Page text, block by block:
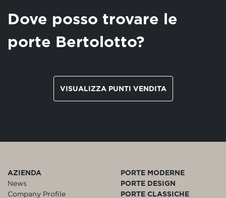
Dove posso trovare le
porte Bertolotto?
VISUALIZZA PUNTI VENDITA
AZIENDA
News
Company Profile
PORTE MODERNE
PORTE DESIGN
PORTE CLASSICHE